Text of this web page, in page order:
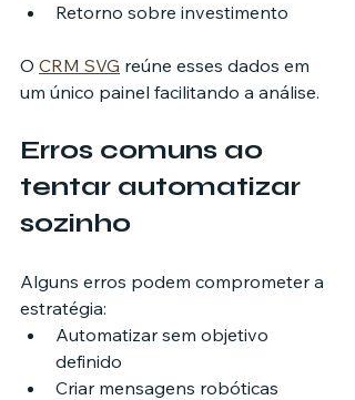
Retorno sobre investimento
O CRM SVG reúne esses dados em
um único painel facilitando a análise.
Erros comuns ao
tentar automatizar
sozinho
Alguns erros podem comprometer a
estratégia:
Automatizar sem objetivo
definido
Criar mensagens robóticas